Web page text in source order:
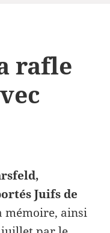
rafle
Juifs de
mémoire, ainsi